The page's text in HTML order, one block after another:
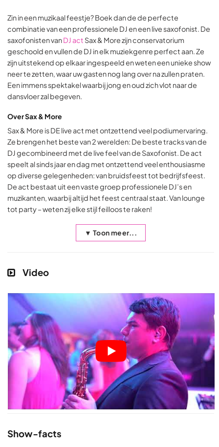
Zin in een muzikaal feestje? Boek dan de de perfecte
combinatie van een professionele DJ en een live saxofonist. De
saxofonisten vanDJ act Sax & More zijn conservatorium
geschoold en vullen de DJ in elk muziekgenre perfect aan. Ze
zijn uitstekend op elkaar ingespeeld en weten een unieke show
neer te zetten, waar uw gasten nog lang over na zullen praten.
Een immens spektakel waarbij jong en oud zich vlot naar de
dansvloer zal begeven.
Over Sax & More
Sax & More is DE live act met ontzettend veel podiumervaring.
Ze brengen het beste van 2 werelden: De beste tracks van de
DJ gecombineerd met de live feel van de Saxofonist. De act
speelt al sinds jaar en dag met ontzettend veel enthousiasme
op diverse gelegenheden: van bruidsfeest tot bedrijfsfeest.
De act bestaat uit een vaste groep professionele DJ’s en
muzikanten, waarbij altijd het feest centraal staat. Van lounge
tot party – weten zij elke stijl feilloos te raken!
▼ Toon meer...
Video
Show-facts